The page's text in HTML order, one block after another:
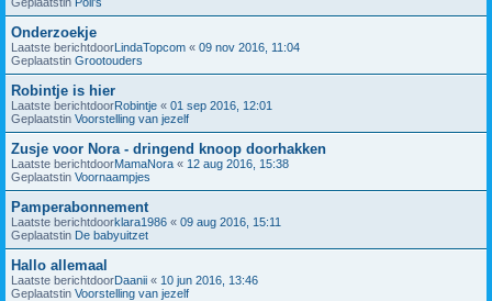
Onderzoekje
Laatste berichtdoorLindaTopcom « 09 nov 2016, 11:04
Geplaatstin Grootouders
Robintje is hier
Laatste berichtdoorRobintje « 01 sep 2016, 12:01
Geplaatstin Voorstelling van jezelf
Zusje voor Nora - dringend knoop doorhakken
Laatste berichtdoorMamaNora « 12 aug 2016, 15:38
Geplaatstin Voornaampjes
Pamperabonnement
Laatste berichtdoorklara1986 « 09 aug 2016, 15:11
Geplaatstin De babyuitzet
Hallo allemaal
Laatste berichtdoorDaanii « 10 jun 2016, 13:46
Geplaatstin Voorstelling van jezelf